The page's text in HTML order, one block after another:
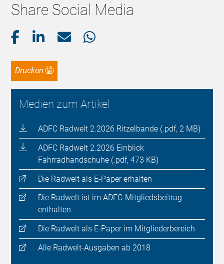
Share Social Media
Drucken
Medien zum Artikel
ADFC Radwelt 2.2026 Ritzelbande (.pdf, 2 MB)
ADFC Radwelt 2.2026 Einblick
Fahrradhandschuhe (.pdf, 473 KB)
Die Radwelt als E-Paper erhalten
Die Radwelt ist im ADFC-Mitgliedsbeitrag
enthalten
Die Radwelt als E-Paper im Mitgliederbereich
Alle Radwelt-Ausgaben ab 2018